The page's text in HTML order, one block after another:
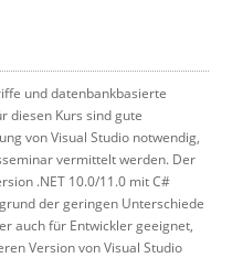
und datenbankbasierte
diesen Kurs sind gute
von Visual Studio notwendig,
vermittelt werden. Der
.NET 10.0/11.0 mit C#
der geringen Unterschiede
auch für Entwickler geeignet,
Version von Visual Studio